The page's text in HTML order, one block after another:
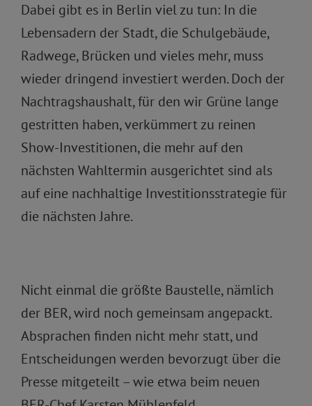
Dabei gibt es in Berlin viel zu tun: In die
Lebensadern der Stadt, die Schulgebäude,
Radwege, Brücken und vieles mehr, muss
wieder dringend investiert werden. Doch der
Nachtragshaushalt, für den wir Grüne lange
gestritten haben, verkümmert zu reinen
Show-Investitionen, die mehr auf den
nächsten Wahltermin ausgerichtet sind als
auf eine nachhaltige Investitionsstrategie für
die nächsten Jahre.
Nicht einmal die größte Baustelle, nämlich
der BER, wird noch gemeinsam angepackt.
Absprachen finden nicht mehr statt, und
Entscheidungen werden bevorzugt über die
Presse mitgeteilt – wie etwa beim neuen